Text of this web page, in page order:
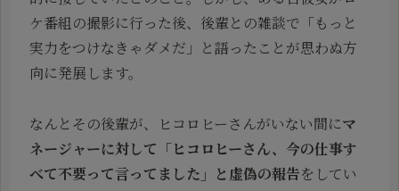
ケ番組の撮影に行った後、後輩との雑談で「もっと
実力をつけなきゃダメだ」と語ったことが思わぬ方
向に発展します。
なんとその後輩が、ヒコロヒーさんがいない間にマ
ネージャーに対して「ヒコロヒーさん、今の仕事す
べて不要って言ってました」と虚偽の報告をしてい